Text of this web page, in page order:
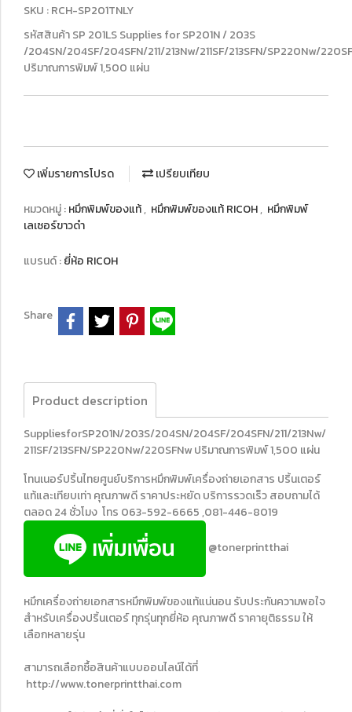
SKU : RCH-SP201TNLY
รหัสสินค้า SP 201LS Supplies for SP201N / 203S
/204SN/204SF/204SFN/211/213Nw/211SF/213SFN/SP220Nw/
ปริมาณการพิมพ์ 1,500 แผ่น
เพิ่มรายการโปรด เปรียบเทียบ
หมวดหมู่ :หมึกพิมพ์ของแท้, หมึกพิมพ์ของแท้ RICOH, หมึกพิมพ์
เลเซอร์ขาวดำ
แบรนด์ :ยี่ห้อ RICOH
Share
Product description
SuppliesforSP201N/203S/204SN/204SF/204SFN/211/213Nw/
211SF/213SFN/SP220Nw/220SFNw ปริมาณการพิมพ์ 1,500 แผ่น
โทนเนอร์ปริ้นไทยศูนย์บริการหมึกพิมพ์เครื่องถ่ายเอกสาร ปริ้นเตอร์
แท้และเทียบเท่า คุณภาพดี ราคาประหยัด บริการรวดเร็ว สอบถามได้
ตลอด 24 ชั่วโมง โทร 063-592-6665 ,081-446-8019
@tonerprintthai
หมึกเครื่องถ่ายเอกสารหมึกพิมพ์ของแท้แน่นอน รับประกันความพอใจ
สำหรับเครื่องปริ้นเตอร์ ทุกรุ่นทุกยี่ห้อ คุณภาพดี ราคายุติธรรม ให้
เลือกหลายรุ่น
สามารถเลือกซื้อสินค้าแบบออนไลน์ได้ที่
http://www.tonerprintthai.com